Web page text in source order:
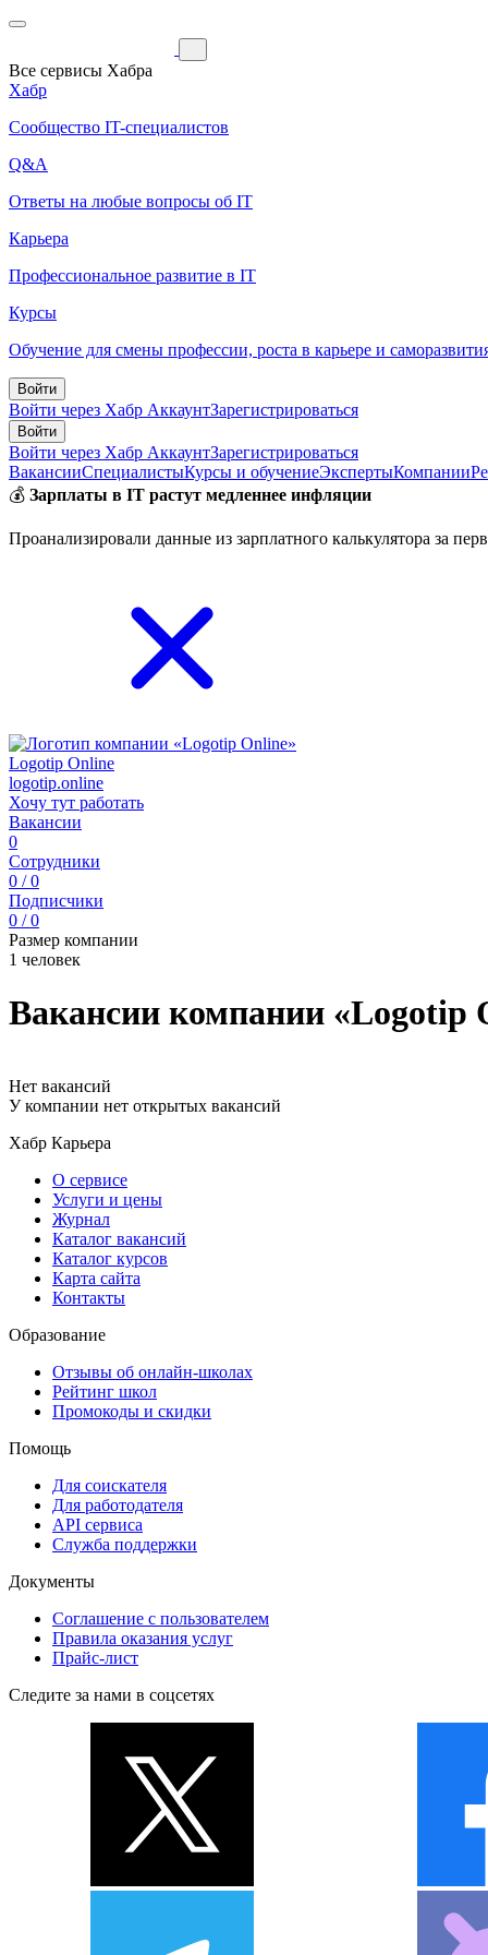
Все сервисы Хабра
Хабр
Сообщество IT-специалистов
Q&A
Ответы на любые вопросы об IT
Карьера
Профессиональное развитие в IT
Курсы
Обучение для смены профессии, роста в карьере и
Войти
Войти через Хабр АккаунтЗарегистрироваться
Войти
Войти через Хабр АккаунтЗарегистрироваться
ВакансииСпециалистыКурсы и обучениеЭкспертыКомпании
💰 Зарплаты в IT растут медленнее инфляции
Проанализировали данные из зарплатного калькулятора за
Logotip Online
logotip.online
Хочу тут работать
Вакансии
0
Сотрудники
0 / 0
Подписчики
0 / 0
Размер компании
1 человек
Вакансии компании «Logotip
Нет вакансий
У компании нет открытых вакансий
Хабр Карьера
О сервисе
Услуги и цены
Журнал
Каталог вакансий
Каталог курсов
Карта сайта
Контакты
Образование
Отзывы об онлайн-школах
Рейтинг школ
Промокоды и скидки
Помощь
Для соискателя
Для работодателя
API сервиса
Служба поддержки
Документы
Соглашение с пользователем
Правила оказания услуг
Прайс-лист
Следите за нами в соцсетях